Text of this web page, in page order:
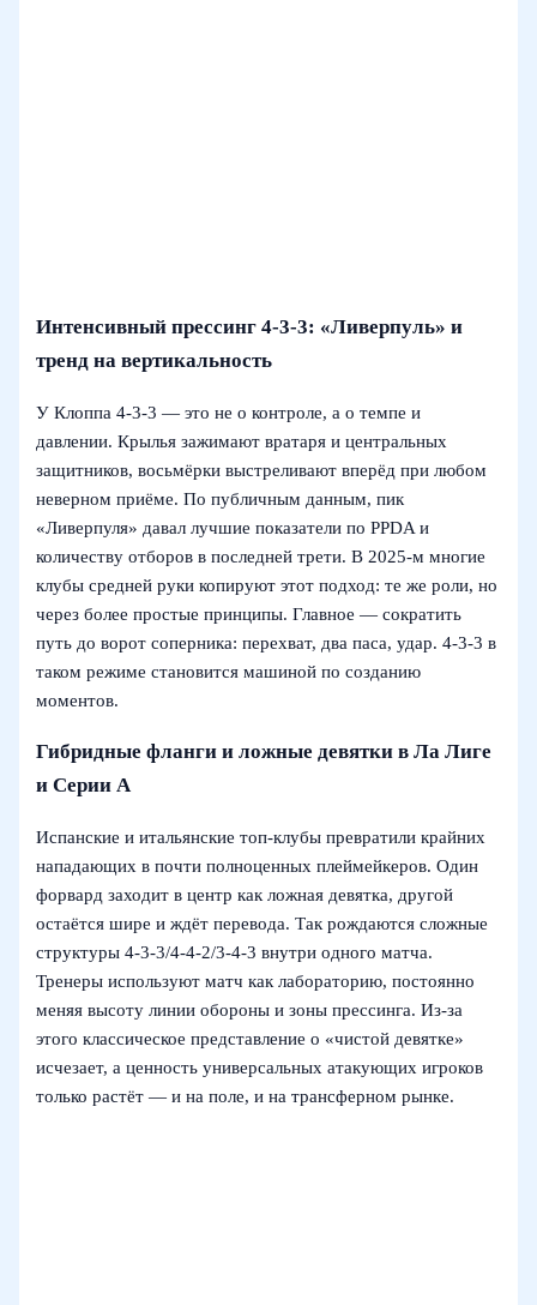
Интенсивный прессинг 4-3-3: «Ливерпуль» и
тренд на вертикальность
У Клоппа 4-3-3 — это не о контроле, а о темпе и
давлении. Крылья зажимают вратаря и центральных
защитников, восьмёрки выстреливают вперёд при любом
неверном приёме. По публичным данным, пик
«Ливерпуля» давал лучшие показатели по PPDA и
количеству отборов в последней трети. В 2025-м многие
клубы средней руки копируют этот подход: те же роли, но
через более простые принципы. Главное — сократить
путь до ворот соперника: перехват, два паса, удар. 4-3-3 в
таком режиме становится машиной по созданию
моментов.
Гибридные фланги и ложные девятки в Ла Лиге
и Серии А
Испанские и итальянские топ-клубы превратили крайних
нападающих в почти полноценных плеймейкеров. Один
форвард заходит в центр как ложная девятка, другой
остаётся шире и ждёт перевода. Так рождаются сложные
структуры 4-3-3/4-4-2/3-4-3 внутри одного матча.
Тренеры используют матч как лабораторию, постоянно
меняя высоту линии обороны и зоны прессинга. Из-за
этого классическое представление о «чистой девятке»
исчезает, а ценность универсальных атакующих игроков
только растёт — и на поле, и на трансферном рынке.